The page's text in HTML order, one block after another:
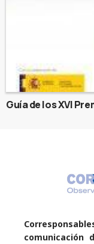
Guía de los XVI
comunicación